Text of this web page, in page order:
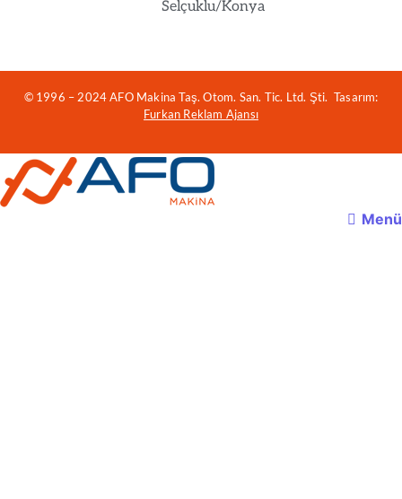
Selçuklu/Konya
© 1996 – 2024 AFO Makina Taş. Otom. San. Tic. Ltd. Şti. Tasarım:
Furkan Reklam Ajansı
Menü